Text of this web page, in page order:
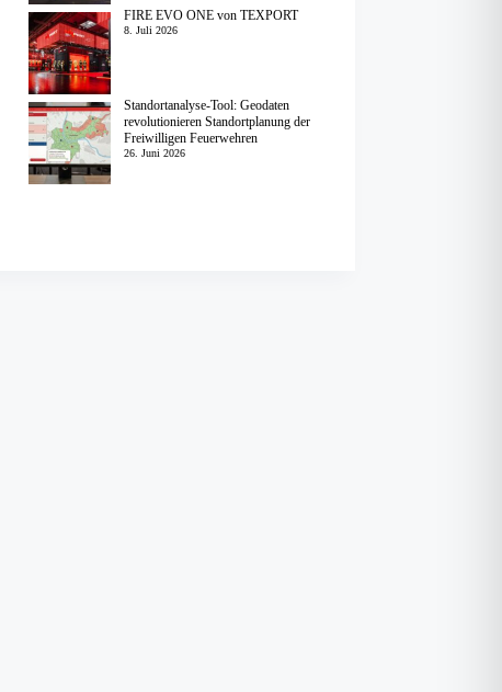
FIRE EVO ONE von TEXPORT
8. Juli 2026
Standortanalyse-Tool: Geodaten
revolutionieren Standortplanung der
Freiwilligen Feuerwehren
26. Juni 2026